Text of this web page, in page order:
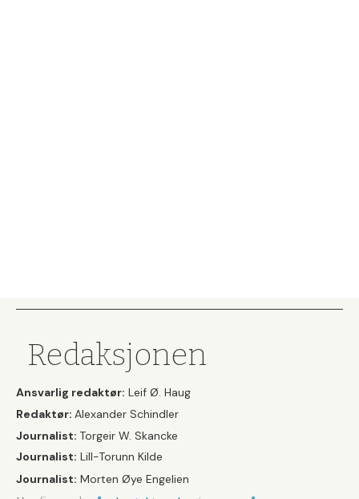
Redaksjonen
Ansvarlig redaktør: Leif Ø. Haug
Redaktør: Alexander Schindler
Journalist: Torgeir W. Skancke
Journalist: Lill-Torunn Kilde
Journalist: Morten Øye Engelien